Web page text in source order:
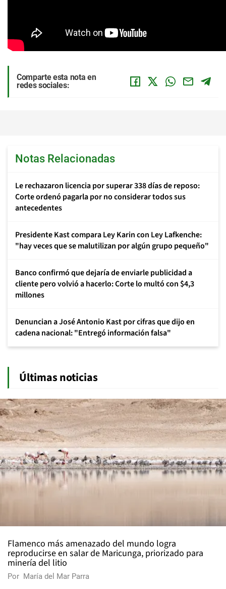
Comparte esta nota en
redes sociales:
Notas Relacionadas
Le rechazaron licencia por superar 338 días de reposo:
Corte ordenó pagarla por no considerar todos sus
antecedentes
Presidente Kast compara Ley Karin con Ley Lafkenche:
"hay veces que se malutilizan por algún grupo pequeño"
Banco confirmó que dejaría de enviarle publicidad a
cliente pero volvió a hacerlo: Corte lo multó con $4,3
millones
Denuncian a José Antonio Kast por cifras que dijo en
cadena nacional: "Entregó información falsa"
Últimas noticias
Flamenco más amenazado del mundo logra
reproducirse en salar de Maricunga, priorizado para
minería del litio
Por María del Mar Parra